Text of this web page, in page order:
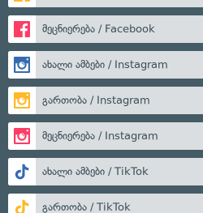
მეცნიერება / Facebook
ახალი ამბები / Instagram
გართობა / Instagram
მეცნიერება / Instagram
ახალი ამბები / TikTok
გართობა / TikTok